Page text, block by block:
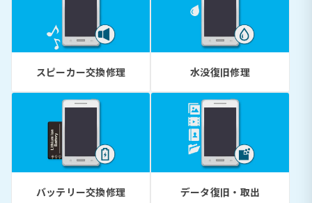
スピーカー交換修理 水没復旧修理
バッテリー交換修理 データ復旧・取出